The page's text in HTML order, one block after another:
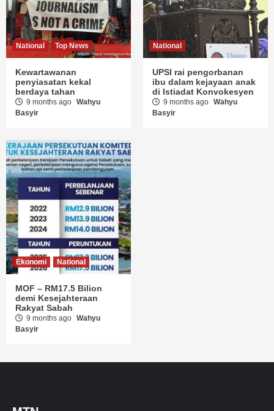
National Top News
Kewartawanan
penyiasatan kekal
berdaya tahan
9 months ago Wahyu
Basyir
National
UPSI rai pengorbanan
ibu dalam kejayaan anak
di Istiadat Konvokesyen
9 months ago Wahyu
Basyir
Ekonomi National
MOF – RM17.5 Bilion
demi Kesejahteraan
Rakyat Sabah
9 months ago Wahyu
Basyir